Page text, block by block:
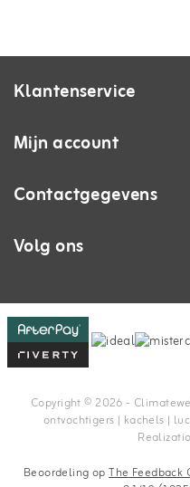
Klantenservice
Mijn account
Contactgegevens
Volg ons
Copyright © 2026 -
ontvochtigers | kachels |
Beoordeling opThe Feedback